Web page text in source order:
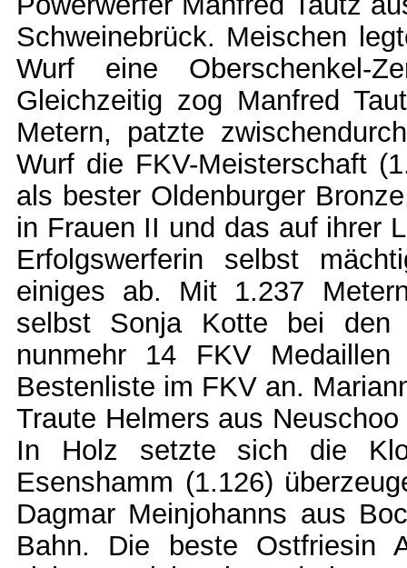
Schweinebrück. Meischen
Wurf eine Oberschenkel-
Gleichzeitig zog Manfred
Metern, patzte
Wurf die FKV-Meisterschaft
als bester Oldenburger
in Frauen II und das auf ihrer
Erfolgswerferin selbst
einiges ab. Mit 1.237
selbst Sonja Kotte bei den
nunmehr 14 FKV
Bestenliste im FKV an.
Traute Helmers aus
In Holz setzte sich die
Esenshamm (1.126)
Dagmar Meinjohanns aus
Bahn. Die beste Ostfriesin